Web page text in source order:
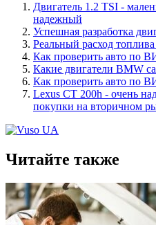
Двигатель 1.2 TSI -
надежный
Успешная разработка
Реальный расход
Как проверить авто по
Какие двигатели BMW
Как проверить авто по
Lexus CT 200h - очень
покупки на вторичном
Читайте также